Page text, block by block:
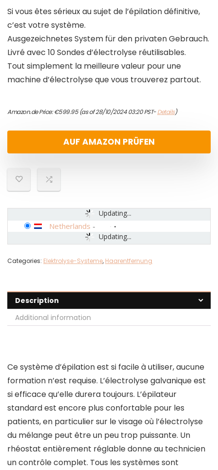
Si vous êtes sérieux au sujet de l’épilation définitive,
c’est votre système.
Ausgezeichnetes System für den privaten Gebrauch.
Livré avec 10 Sondes d’électrolyse réutilisables.
Tout simplement la meilleure valeur pour une
machine d’électrolyse que vous trouverez partout.
Amazon.de Price:€599.95(as of 28/10/2024 03:20 PST-Details)
AUF AMAZON PRÜFEN
Updating...
Updating...
Netherlands -
Categories: Elektrolyse-Systeme, Haarentfernung
Description
Additional information
Ce système d’épilation est si facile à utiliser, aucune
formation n’est requise. L’électrolyse galvanique est
si efficace qu’elle durera toujours. L’épilateur
standard est encore plus confortable pour les
patients, en particulier sur le visage où l’électrolyse
du mélange peut être un peu trop puissante. Un
rhéostat entièrement réglable donne au technicien
un contrôle complet. Tous les systèmes sont